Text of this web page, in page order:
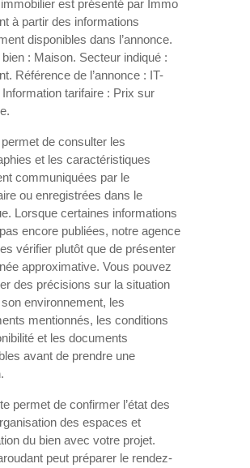
est présenté par Immo
à partir des informations
disponibles dans l’annonce.
: Maison. Secteur indiqué :
Référence de l’annonce : IT-
tarifaire : Prix sur
de consulter les
et les caractéristiques
communiquées par le
ou enregistrées dans le
Lorsque certaines informations
encore publiées, notre agence
vérifier plutôt que de présenter
approximative. Vous pouvez
des précisions sur la situation
environnement, les
mentionnés, les conditions
et les documents
avant de prendre une
permet de confirmer l’état des
des espaces et
du bien avec votre projet.
peut préparer le rendez-